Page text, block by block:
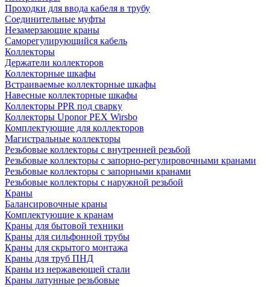
Проходки для ввода кабеля в трубу
Соединительные муфты
Незамерзающие краны
Саморегулирующийся кабель
Коллекторы
Держатели коллекторов
Коллекторные шкафы
Встраиваемые коллекторные шкафы
Навесные коллекторные шкафы
Коллекторы PPR под сварку
Коллекторы Uponor PEX Wirsbo
Комплектующие для коллекторов
Магистральные коллекторы
Резьбовые коллекторы с внутренней резьбой
Резьбовые коллекторы с запорно-регулировочными кранами
Резьбовые коллекторы с запорными кранами
Резьбовые коллекторы с наружной резьбой
Краны
Балансировочные краны
Комплектующие к кранам
Краны для бытовой техники
Краны для сильфонной трубы
Краны для скрытого монтажа
Краны для труб ПНД
Краны из нержавеющей стали
Краны латунные резьбовые